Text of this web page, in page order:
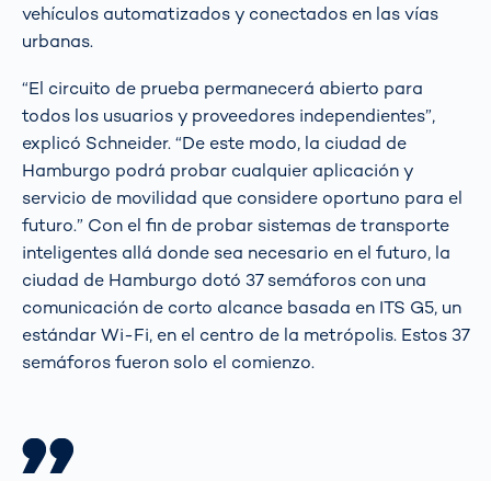
vehículos automatizados y conectados en las vías
urbanas.
“El circuito de prueba permanecerá abierto para
todos los usuarios y proveedores independientes”,
explicó Schneider. “De este modo, la ciudad de
Hamburgo podrá probar cualquier aplicación y
servicio de movilidad que considere oportuno para el
futuro.” Con el fin de probar sistemas de transporte
inteligentes allá donde sea necesario en el futuro, la
ciudad de Hamburgo dotó 37 semáforos con una
comunicación de corto alcance basada en ITS G5, un
estándar Wi-Fi, en el centro de la metrópolis. Estos 37
semáforos fueron solo el comienzo.